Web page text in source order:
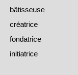
bâtisseuse
créatrice
fondatrice
initiatrice